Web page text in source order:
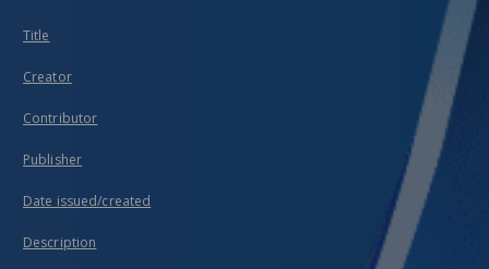
Title
Creator
Contributor
Publisher
Date issued/created
Description